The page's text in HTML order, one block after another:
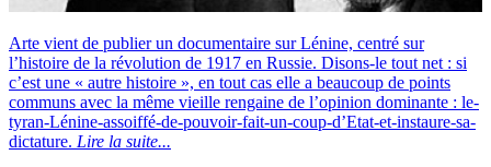
Arte vient de publier un documentaire sur Lénine, centré sur
l’histoire de la révolution de 1917 en Russie. Disons-le tout net : si
c’est une « autre histoire », en tout cas elle a beaucoup de points
communs avec la même vieille rengaine de l’opinion dominante : le-
tyran-Lénine-assoiffé-de-pouvoir-fait-un-coup-d’Etat-et-instaure-sa-
dictature. Lire la suite...